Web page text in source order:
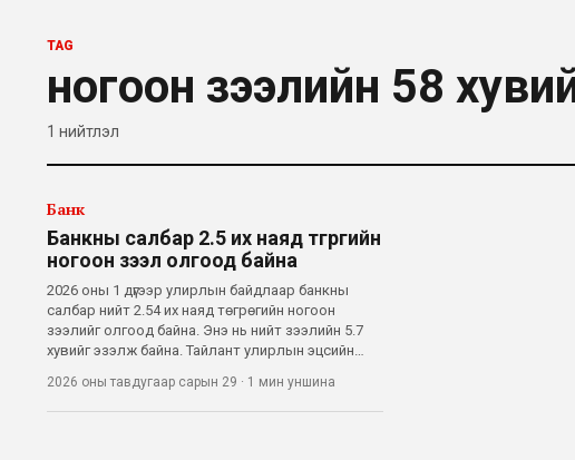
TAG
ногоон зээлийн 58
1 нийтлэл
Банк
Банкны салбар 2.5 их наяд төгрөгийн
ногоон зээл олгоод байна
2026 оны 1 дүгээр улирлын байдлаар банкны
салбар нийт 2.54 их наяд төгрөгийн ногоон
зээлийг олгоод байна. Энэ нь нийт зээлийн 5.7
хувийг эзэлж байна. Тайлант улирлын эцсийн
дундаж хугацаа төгрөгийн хувьд 62.2 сар, гадаад
валютын хувьд 45.6 сар байв. Харин жигн
2026 оны тавдугаар сарын 29 · 1 мин уншина